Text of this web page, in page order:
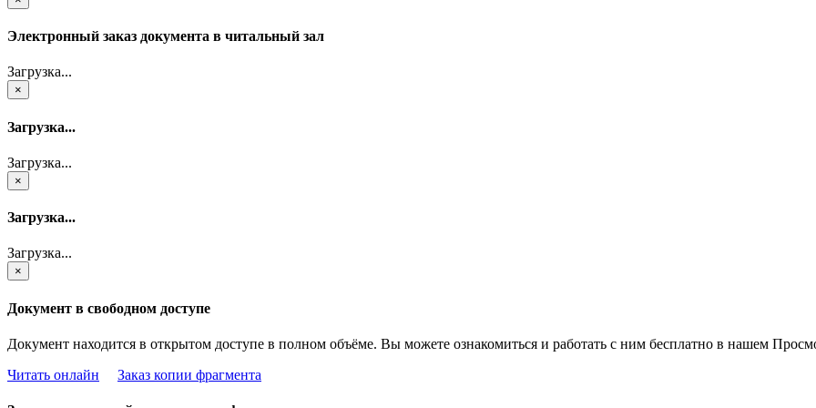
Электронный заказ документа в читальный зал
Загрузка...
×
Загрузка...
Загрузка...
×
Загрузка...
Загрузка...
×
Документ в свободном доступе
Документ находится в открытом доступе в полном объёме. Вы можете ознакомиться и работать с ним бесплатно в нашем
Читать онлайн
Заказ копии фрагмента